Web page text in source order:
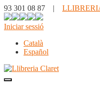
93 301 08 87 |
Iniciar sessió
Català
Español